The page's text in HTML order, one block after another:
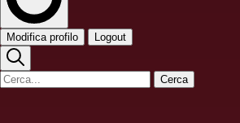
Modifica profilo Logout
Cerca